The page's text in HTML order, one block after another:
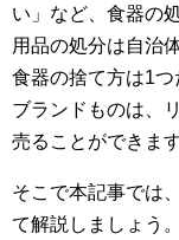
い」など、食器の
用品の処分は自治
食器の捨て方は1
ブランドものは、
売ることができます
そこで本記事では
て解説しましょう。